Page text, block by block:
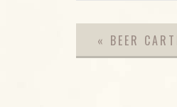
« BEER